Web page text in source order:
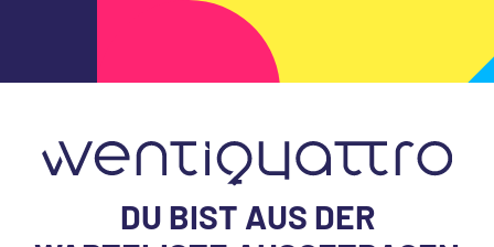
DU BIST AUS DER